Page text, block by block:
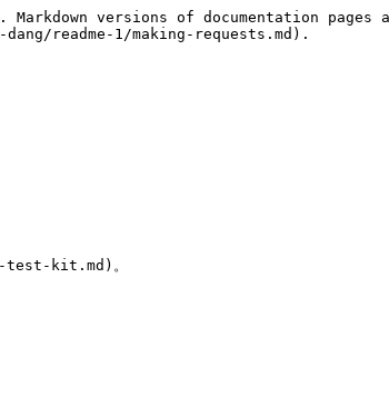
versions of documentation pages
readme-1/making-requests.md).
test-kit.md)。